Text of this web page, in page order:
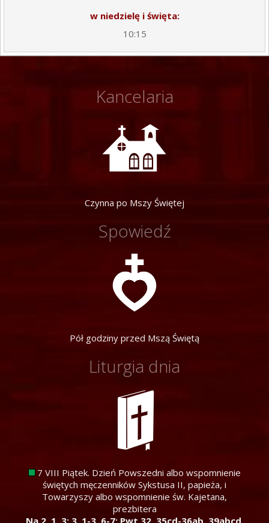
w niedzielę i święta:
10:15
Kancelaria
Czynna po Mszy Świętej
Spowiedź
Pół godziny przed Mszą Świętą
Liturgia dnia
7 VIII Piątek. Dzień Powszedni albo wspomnienie
świętych męczenników Sykstusa II, papieża, i
Towarzyszy albo wspomnienie św. Kajetana,
prezbitera
Na 2, 1. 3; 3, 1-3. 6-7; Pwt 32, 35cd-36ab. 39abcd.